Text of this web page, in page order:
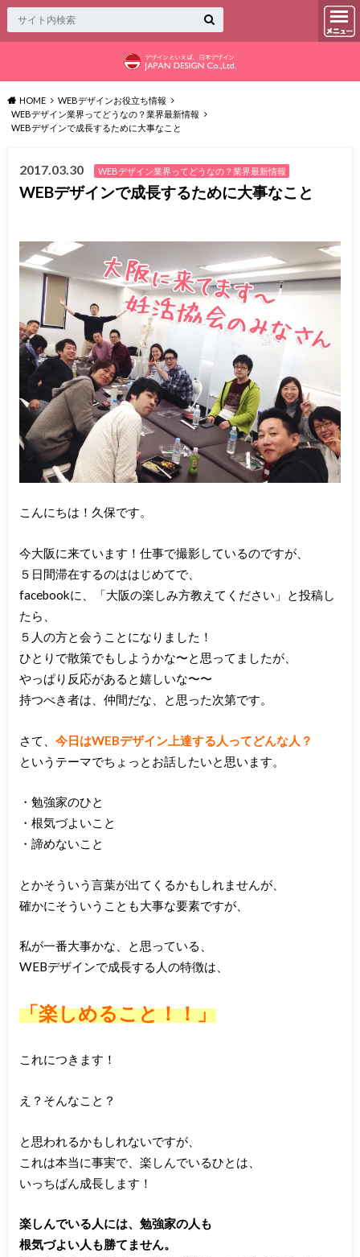
HOME
WEBデザインお役立ち情報
WEBデザイン業界ってどうなの？業界最新情報
WEBデザインで成長するために大事なこと
2017.03.30 WEBデザイン業界ってどうなの？業界最新情報
WEBデザインで成長するために大事なこと
こんにちは！久保です。
今大阪に来ています！仕事で撮影しているのですが、
５日間滞在するのははじめてで、
facebookに、「大阪の楽しみ方教えてください」と投稿し
たら、
５人の方と会うことになりました！
ひとりで散策でもしようかな〜と思ってましたが、
やっぱり反応があると嬉しいな〜〜
持つべき者は、仲間だな、と思った次第です。
さて、 今日はWEBデザイン上達する人ってどんな人？
というテーマでちょっとお話したいと思います。
・勉強家のひと
・根気づよいこと
・諦めないこと
とかそういう言葉が出てくるかもしれませんが、
確かにそういうことも大事な要素ですが、
私が一番大事かな、と思っている、
WEBデザインで成長する人の特徴は、
「楽しめること！！」
これにつきます！
え？そんなこと？
と思われるかもしれないですが、
これは本当に事実で、楽しんでいるひとは、
いっちばん成長します！
楽しんでいる人には、勉強家の人も
根気づよい人も勝てません。